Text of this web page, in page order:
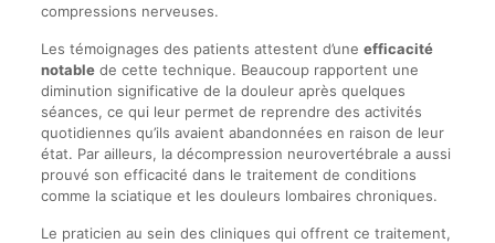
compressions nerveuses.
Les témoignages des patients attestent d’une efficacité
notablede cette technique. Beaucoup rapportent une
diminution significative de la douleur après quelques
séances, ce qui leur permet de reprendre des activités
quotidiennes qu’ils avaient abandonnées en raison de leur
état. Par ailleurs, la décompression neurovertébrale a aussi
prouvé son efficacité dans le traitement de conditions
comme la sciatique et les douleurs lombaires chroniques.
Le praticien au sein des cliniques qui offrent ce traitement,